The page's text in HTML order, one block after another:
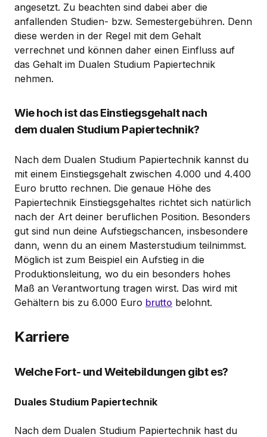
angesetzt. Zu beachten sind dabei aber die
anfallenden Studien- bzw. Semestergebühren. Denn
diese werden in der Regel mit dem Gehalt
verrechnet und können daher einen Einfluss auf
das Gehalt im Dualen Studium Papiertechnik
nehmen.
Wie hoch ist das Einstiegsgehalt nach
dem dualen Studium Papiertechnik?
Nach dem Dualen Studium Papiertechnik kannst du
mit einem Einstiegsgehalt zwischen 4.000 und 4.400
Euro brutto rechnen. Die genaue Höhe des
Papiertechnik Einstiegsgehaltes richtet sich natürlich
nach der Art deiner beruflichen Position. Besonders
gut sind nun deine Aufstiegschancen, insbesondere
dann, wenn du an einem Masterstudium teilnimmst.
Möglich ist zum Beispiel ein Aufstieg in die
Produktionsleitung, wo du ein besonders hohes
Maß an Verantwortung tragen wirst. Das wird mit
Gehältern bis zu 6.000 Euro brutto belohnt.
Karriere
Welche Fort- und Weitebildungen gibt es?
Duales Studium Papiertechnik
Nach dem Dualen Studium Papiertechnik hast du